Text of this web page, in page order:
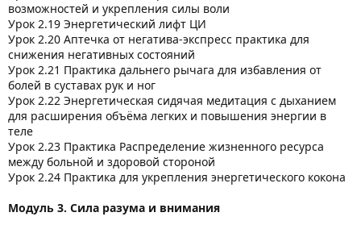
возможностей и укрепления силы воли
Урок 2.19 Энергетический лифт ЦИ
Урок 2.20 Аптечка от негатива-экспресс практика для
снижения негативных состояний
Урок 2.21 Практика дальнего рычага для избавления от
болей в суставах рук и ног
Урок 2.22 Энергетическая сидячая медитация с дыханием
для расширения объёма легких и повышения энергии в
теле
Урок 2.23 Практика Распределение жизненного ресурса
между больной и здоровой стороной
Урок 2.24 Практика для укрепления энергетического кокона
Модуль 3. Сила разума и внимания